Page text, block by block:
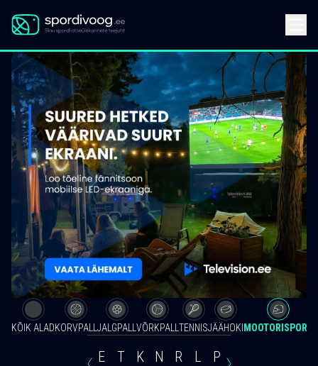
KÕIK ALADKORVPALL JALGPALL VÕRKPALL TENNISJÄÄHOKI MOOTORISPORT
E T K N R L P